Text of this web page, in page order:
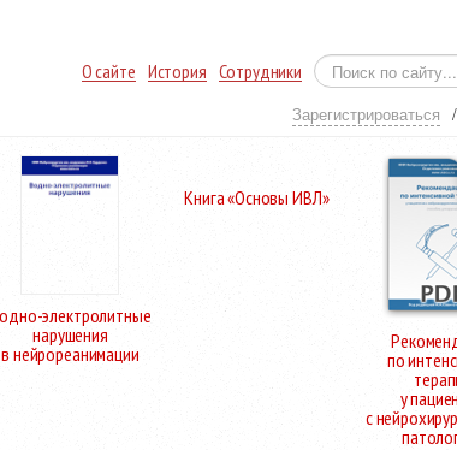
О сайте История Сотрудники
Зарегистрироваться /
электролитные
нарушения
в нейрореанимации
Книга «Основы ИВЛ»
по
у
с